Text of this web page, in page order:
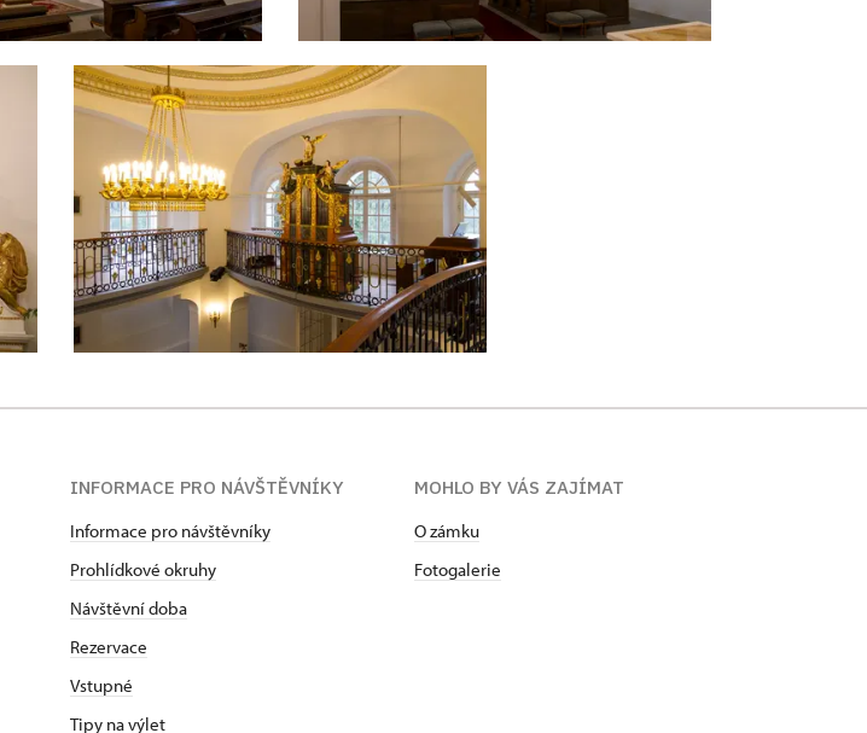
INFORMACE PRO NÁVŠTĚVNÍKY
Informace pro návštěvníky
Prohlídkové okruhy
Návštěvní doba
Rezervace
Vstupné
Tipy na výlet
MOHLO BY VÁS ZAJÍMAT
O zámku
Fotogalerie